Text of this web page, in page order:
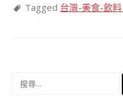
Tagged 台灣-美食-飲